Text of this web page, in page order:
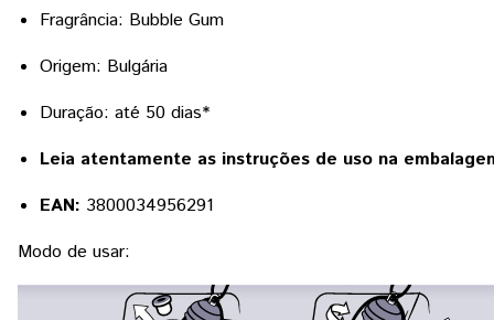
Fragrância: Bubble Gum
Origem: Bulgária
Duração: até 50 dias*
Leia atentamente as instruções de uso na
EAN: 3800034956291
Modo de usar: